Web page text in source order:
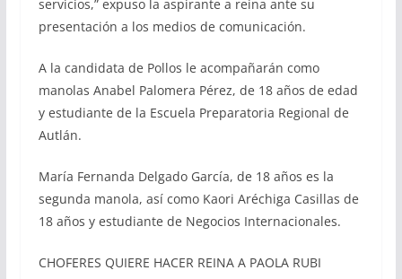
servicios,” expuso la aspirante a reina ante su
presentación a los medios de comunicación.
A la candidata de Pollos le acompañarán como
manolas Anabel Palomera Pérez, de 18 años de edad
y estudiante de la Escuela Preparatoria Regional de
Autlán.
María Fernanda Delgado García, de 18 años es la
segunda manola, así como Kaori Aréchiga Casillas de
18 años y estudiante de Negocios Internacionales.
CHOFERES QUIERE HACER REINA A PAOLA RUBI